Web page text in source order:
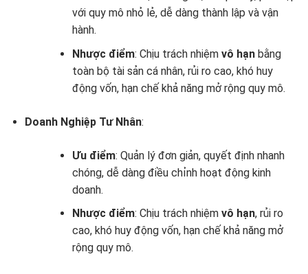
với quy mô nhỏ lẻ, dễ dàng thành lập và vận
hành.
Nhược điểm: Chịu trách nhiệm vô hạnbằng
toàn bộ tài sản cá nhân, rủi ro cao, khó huy
động vốn, hạn chế khả năng mở rộng quy mô.
Doanh Nghiệp Tư Nhân:
Ưu điểm: Quản lý đơn giản, quyết định nhanh
chóng, dễ dàng điều chỉnh hoạt động kinh
doanh.
Nhược điểm: Chịu trách nhiệm vô hạn, rủi ro
cao, khó huy động vốn, hạn chế khả năng mở
rộng quy mô.